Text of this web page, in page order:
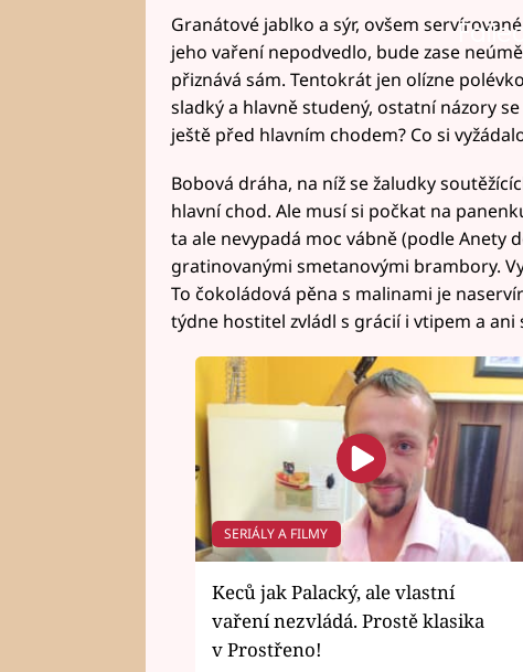
Granátové jablko a sýr, ovšem
jeho vaření nepodvedlo, bude zase
přiznává sám. Tentokrát jen olízne
sladký a hlavně studený, ostatní názory
ještě před hlavním chodem? Co si
Bobová dráha, na níž se žaludky
hlavní chod. Ale musí si počkat na
ta ale nevypadá moc vábně (podle Anety
gratinovanými smetanovými brambory.
To čokoládová pěna s malinami je
týdne hostitel zvládl s grácií i vtipem a
SERIÁLY A FILMY
Keců jak Palacký, ale vlastní
vaření nezvládá. Prostě klasika
v Prostřeno!